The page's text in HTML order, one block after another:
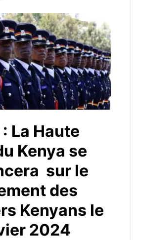
La Haute
Kenya se
sur le
des
Kenyans le
2024